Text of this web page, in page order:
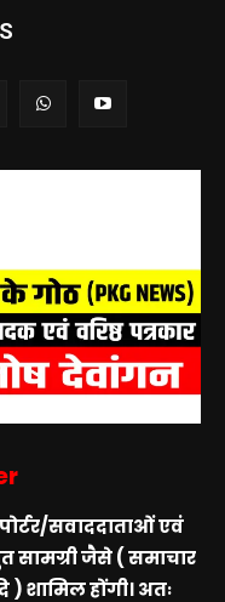
सवाददाताओं एवं
सामग्री जैसे ( समाचार
) शामिल होंगी। अतः